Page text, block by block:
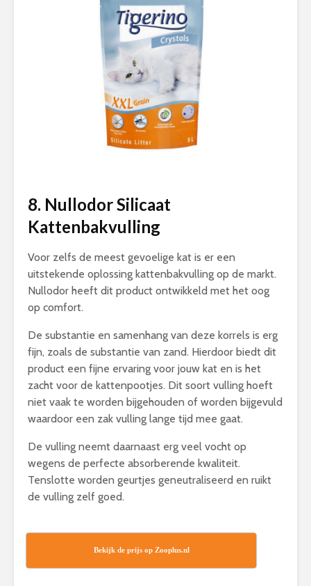
8. Nullodor Silicaat
Kattenbakvulling
Voor zelfs de meest gevoelige kat is er een
uitstekende oplossing kattenbakvulling op de markt.
Nullodor heeft dit product ontwikkeld met het oog
op comfort.
De substantie en samenhang van deze korrels is erg
fijn, zoals de substantie van zand. Hierdoor biedt dit
product een fijne ervaring voor jouw kat en is het
zacht voor de kattenpootjes. Dit soort vulling hoeft
niet vaak te worden bijgehouden of worden bijgevuld
waardoor een zak vulling lange tijd mee gaat.
De vulling neemt daarnaast erg veel vocht op
wegens de perfecte absorberende kwaliteit.
Tenslotte worden geurtjes geneutraliseerd en ruikt
de vulling zelf goed.
Bekijk de prijs op Zooplus.nl